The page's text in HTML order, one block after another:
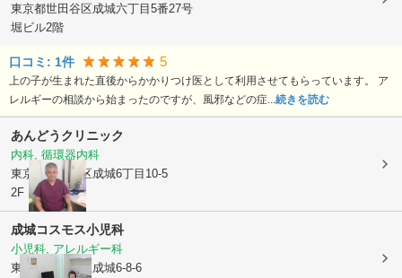
東京都世田谷区成城六丁目5番27号
堀ビル2階
口コミ: 1件 5
上の子が生まれた直後からかかりつけ医として利用させてもらっています。 ア
レルギーの相談から始まったのですが、風邪などの症...続きを読む
あんどうクリニック
内科, 循環器内科
東京都世田谷区成城6丁目10-5
2F
成城コスモス小児科
小児科, アレルギー科
東京都世田谷区 成城6-8-6